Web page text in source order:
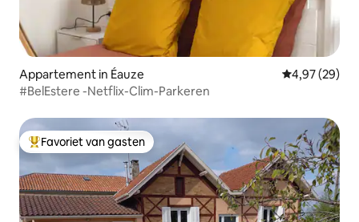
Appartement in Éauze Gemiddelde
4,97 (29)
#BelEstere -Netflix-Clim-Parkeren
Topfavoriet van gasten
Favoriet van gasten